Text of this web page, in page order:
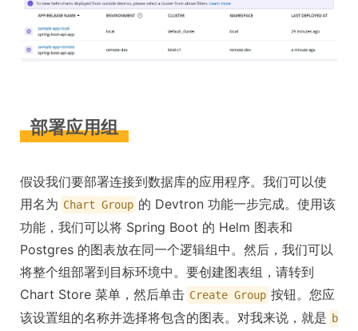
部署应用组
假设我们要部署连接到数据库的应用程序。我们可以使
用名为 Chart Group 的 Devtron 功能一步完成。使用该
功能，我们可以将 Spring Boot 的 Helm 图表和
Postgres 的图表放在同一个逻辑组中。然后，我们可以
将整个组部署到目标环境中。要创建图表组，请转到
Chart Store 菜单，然后单击 Create Group 按钮。您应
该设置组的名称并选择将包含的图表。对我来说，就是 b